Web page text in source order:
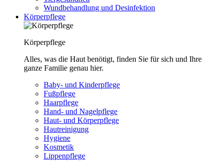
Wundbehandlung und Desinfektion
Körperpflege
Körperpflege
Alles, was die Haut benötigt, finden Sie für sich und Ihre
ganze Familie genau hier.
Baby- und Kinderpflege
Fußpflege
Haarpflege
Hand- und Nagelpflege
Haut- und Körperpflege
Hautreinigung
Hygiene
Kosmetik
Lippenpflege